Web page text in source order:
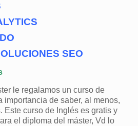
SEO
le regalamos un curso de
importancia de saber, al menos,
Este curso de Inglés es gratis y
el diploma del máster, Vd lo